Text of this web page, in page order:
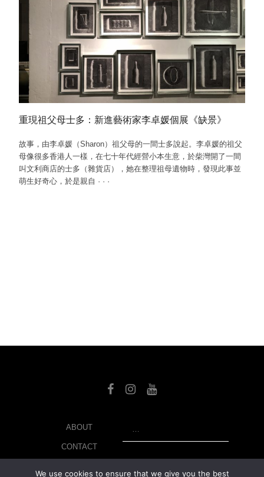
重現祖父母士多：新進藝術家李卓媛個展《缺景》
故事，由李卓媛（Sharon）祖父母的一間士多說起。李卓媛的祖父
母像很多香港人一樣，在七十年代經營小本生意，於柴灣開了一間
叫文利商店的士多（雜貨店），她在整理祖母遺物時，發現此事並
萌生好奇心，於是親自 · · ·
ABOUT
CONTACT
We use cookies to ensure that we give you the best